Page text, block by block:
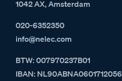
1042 AX, Amsterdam
020-6352350
info@nelec.com
BTW: 007970237B01
IBAN: NL90ABNA0601712056